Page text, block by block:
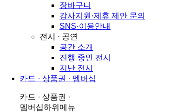
장바구니
강사지원·제휴 제안 문의
SNS·이용안내
전시 · 공연
공간 소개
진행 중인 전시
지난 전시
카드 · 상품권 · 멤버십
카드 · 상품권 ·
멤버십하위메뉴